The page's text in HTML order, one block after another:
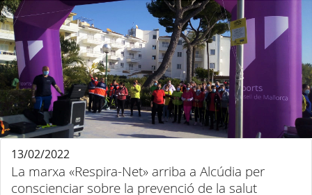
La marxa «Respira-Net» arriba a Alcúdia per
conscienciar sobre la prevenció de la salut
13/02/2022